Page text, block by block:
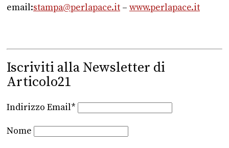
email:stampa@perlapace.it – www.perlapace.it
Iscriviti alla Newsletter di
Articolo21
Indirizzo Email*
Nome